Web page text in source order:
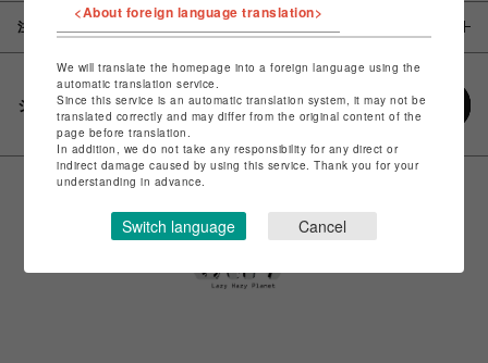
注意事項
シェアする
<About foreign language translation>
We will translate the homepage into a foreign language using the
automatic translation service.
Since this service is an automatic translation system, it may not be
translated correctly and may differ from the original content of the
page before translation.
In addition, we do not take any responsibility for any direct or
indirect damage caused by using this service. Thank you for your
understanding in advance.
Switch language Cancel